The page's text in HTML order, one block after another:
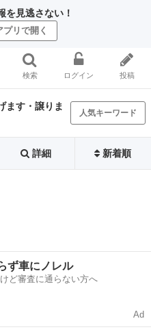
を見逃さない！
プリで開く
検索 ログイン 投稿
ます・譲りま
人気キーワード
詳細 新着順
ず車にノレル
ど審査に通らない方へ
Ad